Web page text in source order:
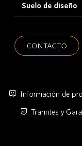
Suelo de diseño
CONTACTO
Información de
Tramites y